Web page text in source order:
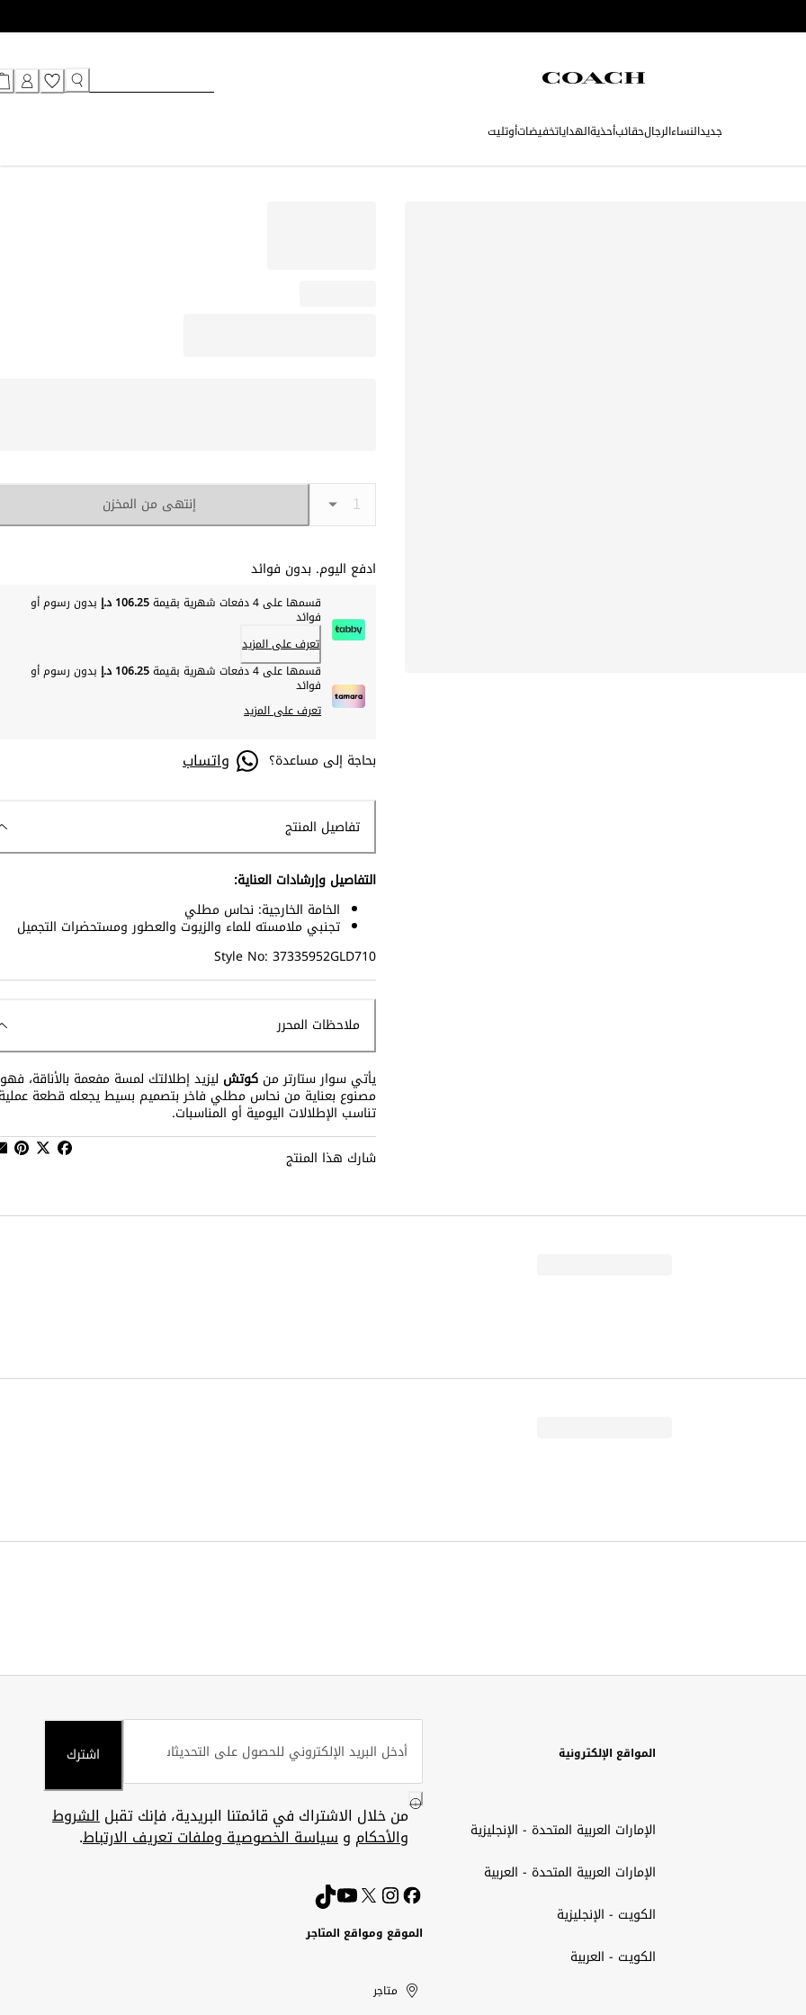
جديدالنساءالرجالحقائبأحذيةالهداياتخفيضاتأوتليت
إنتهى من المخزن
ادفع اليوم. بدون فوائد
قسمها على 4 دفعات شهرية بقيمة 106.25 د.إ بدون رسوم أو
فوائد
تعرف على المزيد
قسمها على 4 دفعات شهرية بقيمة
106.25 د.إ بدون رسوم أو
فوائد
تعرف على المزيد
بحاجة إلى مساعدة؟ واتساب
تفاصيل المنتج
التفاصيل وإرشادات العناية:
الخامة الخارجية: نحاس مطلي
تجنبي ملامسته للماء والزيوت والعطور ومستحضرات التجميل
Style No: 37335952GLD710
ملاحظات المحرر
يأتي سوار ستارتر من كوتش ليزيد إطلالتك لمسة مفعمة بالأناقة، فهو
مصنوع بعناية من نحاس مطلي فاخر بتصميم بسيط يجعله قطعة
تناسب الإطلالات اليومية أو المناسبات.
شارك هذا المنتج
المواقع الإلكترونية
الإمارات العربية المتحدة - الإنجليزية
الإمارات العربية المتحدة - العربية
الكويت - الإنجليزية
الكويت - العربية
اشترك
من خلال الاشتراك في قائمتنا البريدية، فإنك تقبلالشروط
والأحكام وسياسة الخصوصية وملفات تعريف الارتباط.
الموقع ومواقع المتاجر
United
Arab
Kuwait
الإمارات
العربية
الكويت
متاجر